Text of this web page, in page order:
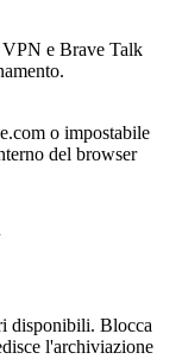
e Brave Talk
o impostabile
del browser
disponibili. Blocca
l'archiviazione